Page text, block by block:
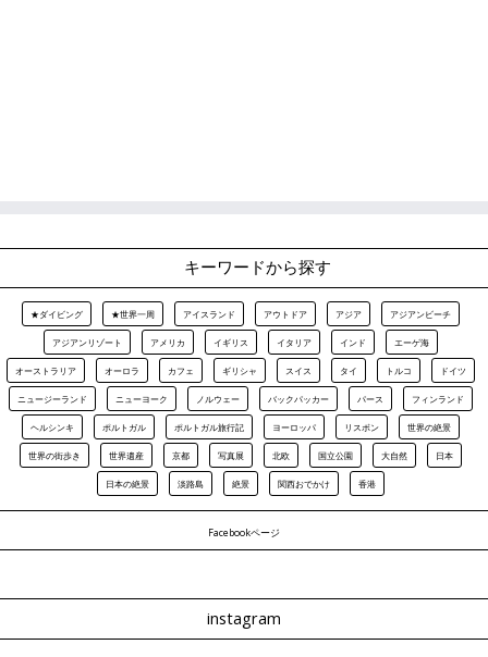
キーワードから探す
★ダイビング ★世界一周 アイスランド アウトドア アジア アジアンビーチ
アジアンリゾート アメリカ イギリス イタリア インド エーゲ海
オーストラリア オーロラ カフェ ギリシャ スイス タイ トルコ ドイツ
ニュージーランド ニューヨーク ノルウェー バックパッカー パース フィンランド
ヘルシンキ ポルトガル ポルトガル旅行記 ヨーロッパ リスボン 世界の絶景
世界の街歩き 世界遺産 京都 写真展 北欧 国立公園 大自然 日本
日本の絶景 淡路島 絶景 関西おでかけ 香港
Facebookページ
instagram